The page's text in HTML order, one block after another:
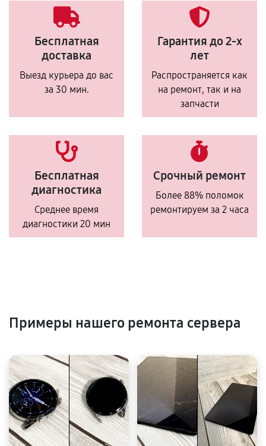
Бесплатная
доставка
Выезд курьера до вас
за 30 мин.
Гарантия до 2-х
лет
Распространяется как
на ремонт, так и на
запчасти
Бесплатная
диагностика
Среднее время
диагностики 20 мин
Срочный ремонт
Более 88% поломок
ремонтируем за 2 часа
Примеры нашего ремонта сервера